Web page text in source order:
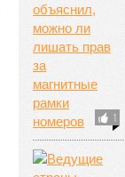
1